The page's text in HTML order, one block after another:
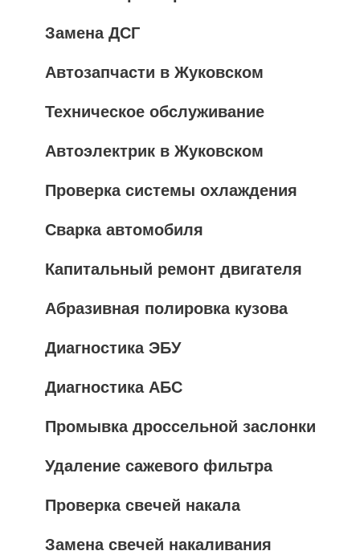
Замена ДСГ
Автозапчасти в Жуковском
Техническое обслуживание
Автоэлектрик в Жуковском
Проверка системы охлаждения
Сварка автомобиля
Капитальный ремонт двигателя
Абразивная полировка кузова
Диагностика ЭБУ
Диагностика АБС
Промывка дроссельной заслонки
Удаление сажевого фильтра
Проверка свечей накала
Замена свечей накаливания